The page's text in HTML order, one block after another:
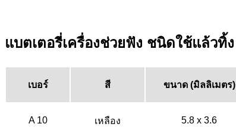
แบตเตอรี่เครื่องช่วยฟัง ชนิดใช้แล้วทิ้ง
เบอร์ สี ขนาด (มิลลิเมตร)
A 10 เหลือง 5.8 x 3.6